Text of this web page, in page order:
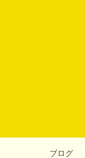
ブログ